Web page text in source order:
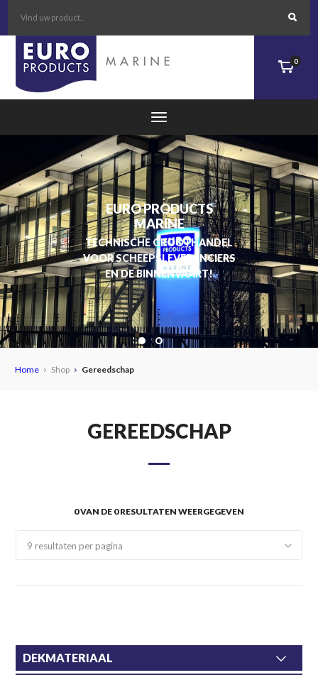
0
EURO PRODUCTS
MARINE
TECHNISCHE GROOTHANDEL
VOOR SCHEEPSLEVERANCIERS
EN DE BINNENVAART!
6000
ALTIJD OP VOORRAAD!
Home Shop Gereedschap
GEREEDSCHAP
0 VAN DE 0 RESULTATEN WEERGEGEVEN
DEKMATERIAAL